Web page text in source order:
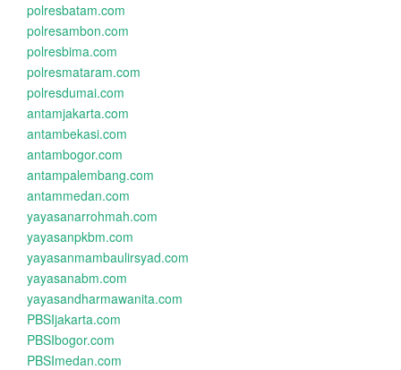
polresbatam.com
polresambon.com
polresbima.com
polresmataram.com
polresdumai.com
antamjakarta.com
antambekasi.com
antambogor.com
antampalembang.com
antammedan.com
yayasanarrohmah.com
yayasanpkbm.com
yayasanmambaulirsyad.com
yayasanabm.com
yayasandharmawanita.com
PBSIjakarta.com
PBSIbogor.com
PBSImedan.com